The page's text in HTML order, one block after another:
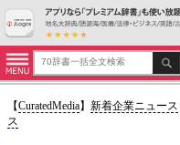
【CuratedMedia】 新着企業ニュース
ス